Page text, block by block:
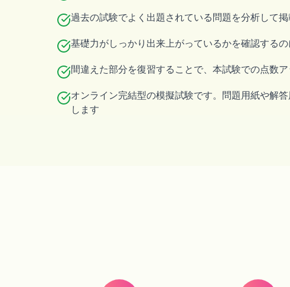
過去の試験でよく出題されている問題を分析して
基礎力がしっかり出来上がっているかを確認する
間違えた部分を復習することで、本試験での点数
オンライン完結型の模擬試験です。問題用紙や解
します